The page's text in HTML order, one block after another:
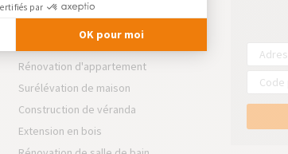
Rénovation de résidence secondaire
Rénovation de Maison
Rénovation d'appartement
Surélévation de maison
Construction de véranda
Extension en bois
par
OK pour moi